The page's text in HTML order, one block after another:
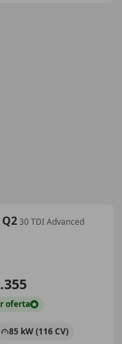
30 TDI Advanced
oferta
85 kW (116 CV)